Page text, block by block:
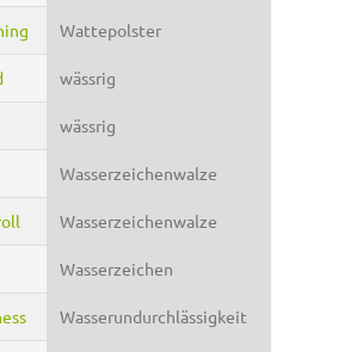
Wattepolster
wässrig
wässrig
Wasserzeichenwalze
Wasserzeichenwalze
Wasserzeichen
Wasserundurchlässigkeit